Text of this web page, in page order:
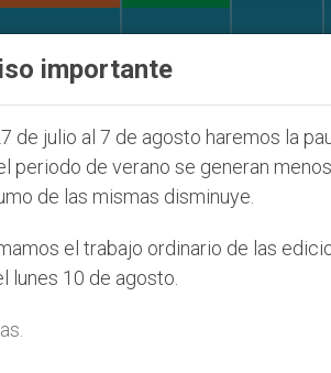
que afecta a cristianos (y no
importante
de julio al 7 de agosto haremos la
periodo de verano se generan
de las mismas disminuye.
el trabajo ordinario de las
lunes 10 de agosto.